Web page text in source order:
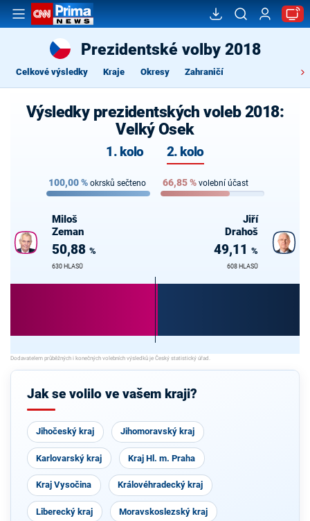
Prezidentské volby 2018
Celkové výsledky Kraje Okresy Zahraničí
Výsledky prezidentských voleb 2018:
Velký Osek
1. kolo 2. kolo
100,00% okrsků sečteno 66,85% volební účast
Miloš
Zeman
50,88 %
630 HLASŮ
Jiří
Drahoš
49,11 %
608 HLASŮ
Jak se volilo ve vašem kraji?
Jihočeský kraj Jihomoravský kraj
Karlovarský kraj Kraj Hl. m. Praha
Kraj Vysočina Královéhradecký kraj
Liberecký kraj Moravskoslezský kraj